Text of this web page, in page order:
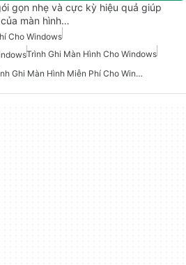
gọn nhẹ và cực kỳ hiệu quả giúp
màn hình…
Cho Windows
Trình Ghi Màn Hình Cho Windows
Trình Ghi Màn Hình Miễn Phí Cho Windows